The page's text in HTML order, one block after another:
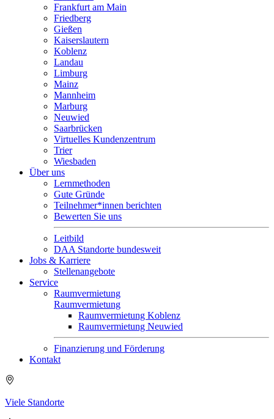
Frankfurt am Main
Friedberg
Gießen
Kaiserslautern
Koblenz
Landau
Limburg
Mainz
Mannheim
Marburg
Neuwied
Saarbrücken
Virtuelles Kundenzentrum
Trier
Wiesbaden
Über uns
Lernmethoden
Gute Gründe
Teilnehmer*innen berichten
Bewerten Sie uns
Leitbild
DAA Standorte bundesweit
Jobs & Karriere
Stellenangebote
Service
Raumvermietung
Raumvermietung
Raumvermietung Koblenz
Raumvermietung Neuwied
Finanzierung und Förderung
Kontakt
Viele Standorte